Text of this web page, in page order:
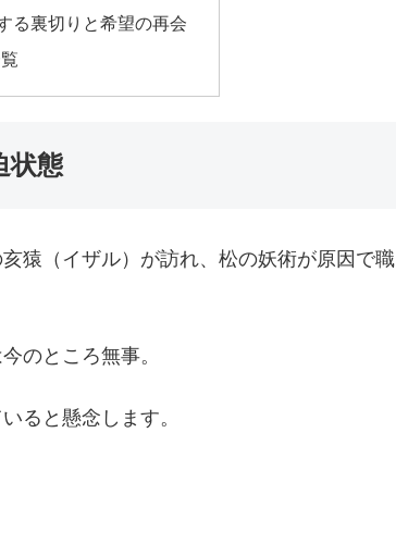
る裏切りと希望の再会
状態
猿（イザル）が訪れ、松の妖術が原因で職
のところ無事。
ると懸念します。